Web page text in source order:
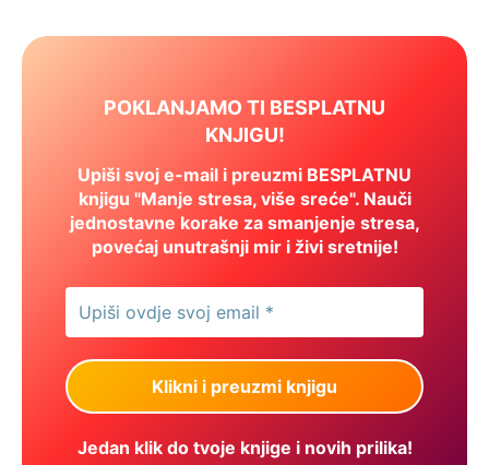
POKLANJAMO TI BESPLATNU
KNJIGU!
Upiši svoj e-mail i preuzmi BESPLATNU
knjigu "Manje stresa, više sreće". Nauči
jednostavne korake za smanjenje stresa,
povećaj unutrašnji mir i živi sretnije!
Jedan klik do tvoje knjige i novih prilika!